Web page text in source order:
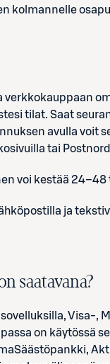
kolmannelle
tilat. Saat
avulla voit
tai
voi kestää 24–48
ja
saatavana?
Visa-,
on käytössä